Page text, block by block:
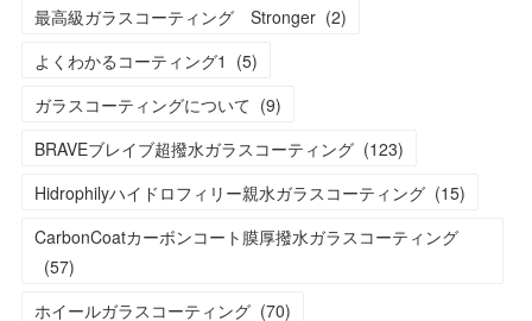
最高級ガラスコーティング Stronger (2)
よくわかるコーティング1 (5)
ガラスコーティングについて (9)
BRAVEブレイブ超撥水ガラスコーティング (123)
Hidrophilyハイドロフィリー親水ガラスコーティング (15)
CarbonCoatカーボンコート膜厚撥水ガラスコーティング
(57)
ホイールガラスコーティング (70)